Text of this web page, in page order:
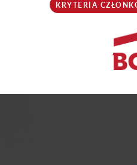
KRYTERIA